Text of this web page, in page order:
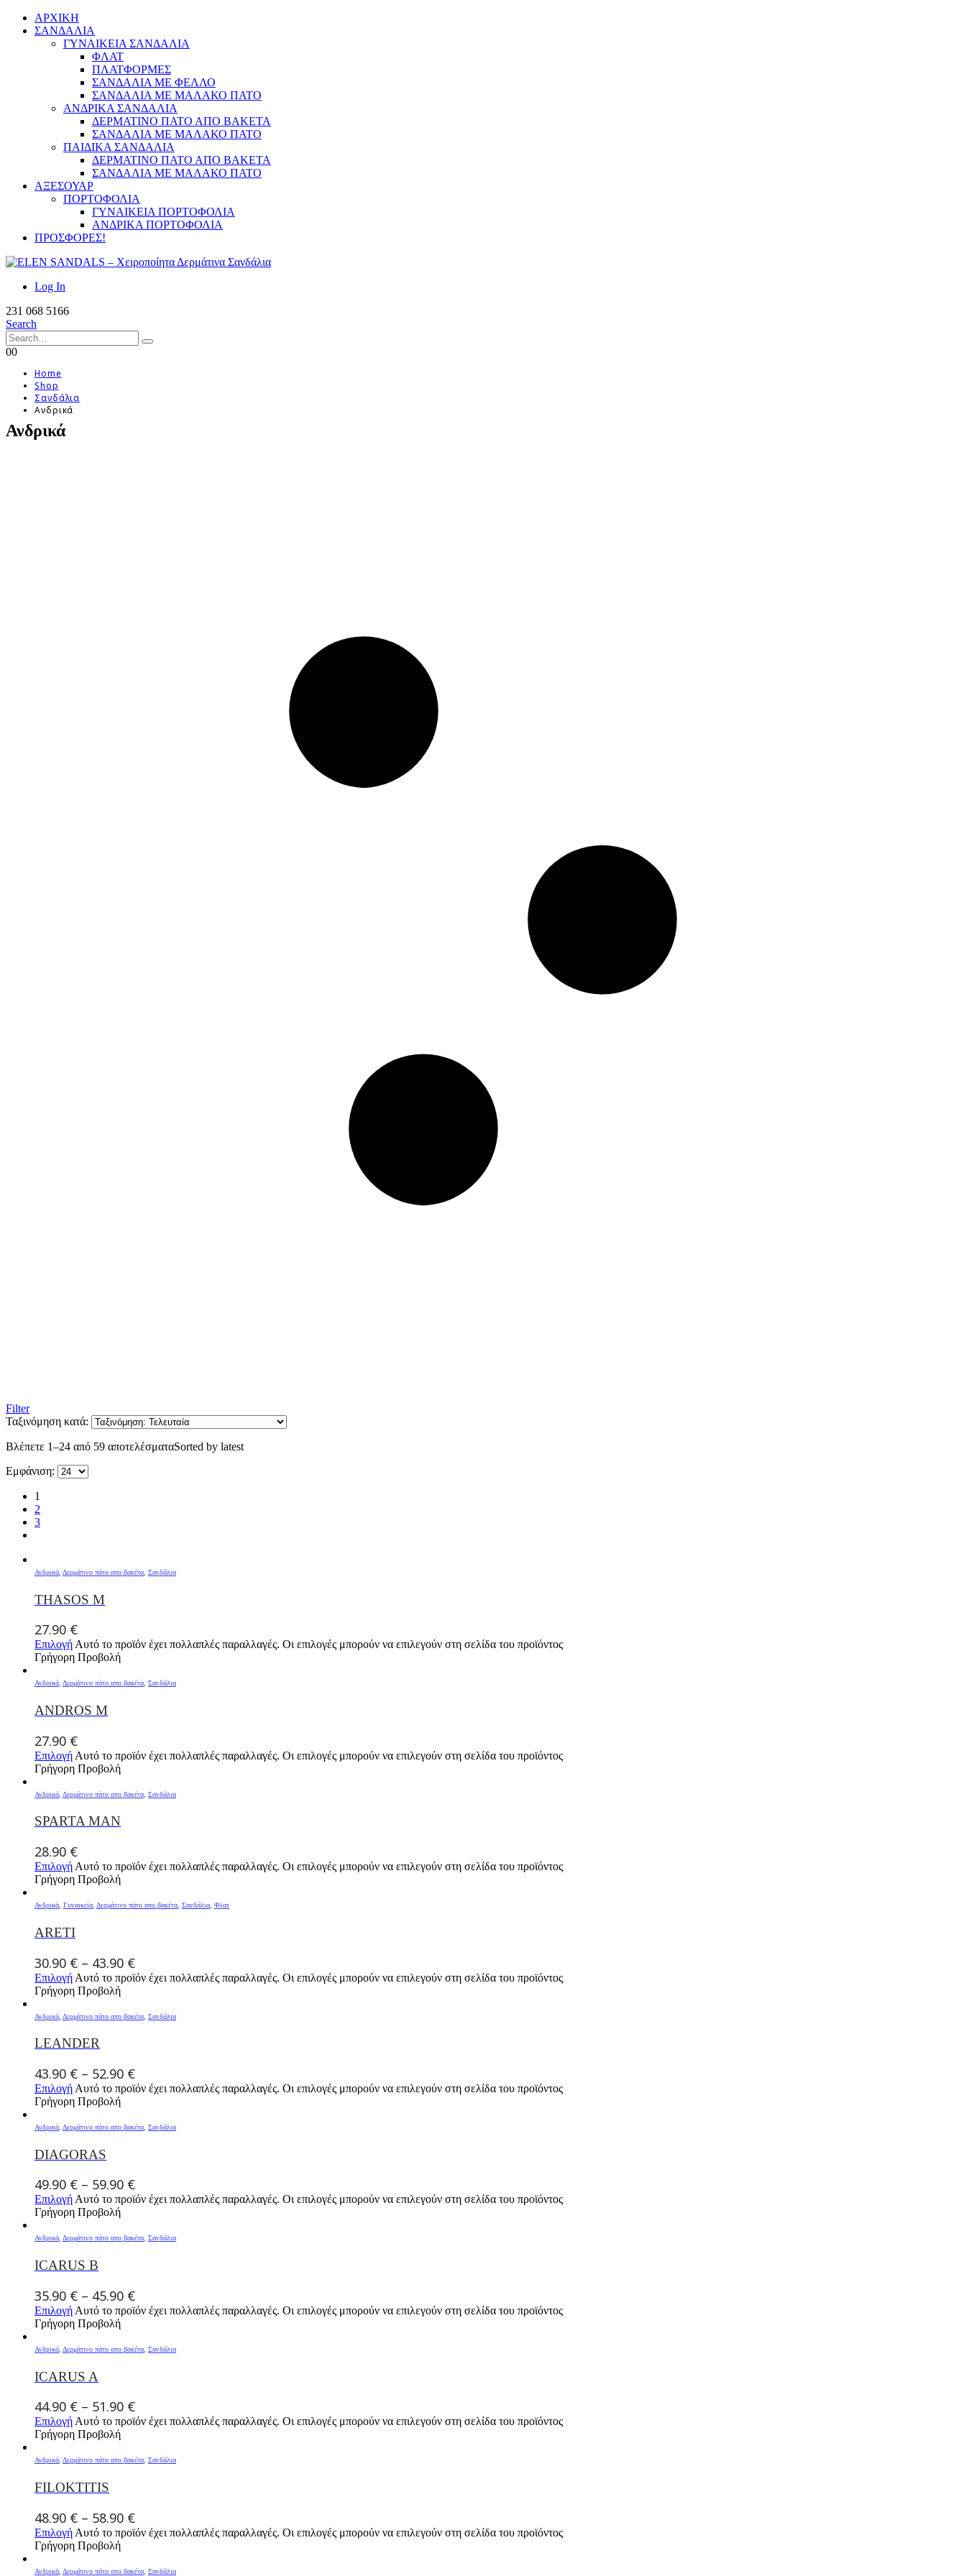
ΑΡΧΙΚΗ
ΣΑΝΔΑΛΙΑ
ΓΥΝΑΙΚΕΙΑ ΣΑΝΔΑΛΙΑ
ΦΛΑΤ
ΠΛΑΤΦΟΡΜΕΣ
ΣΑΝΔΑΛΙΑ ΜΕ ΦΕΛΛΟ
ΣΑΝΔΑΛΙΑ ΜΕ ΜΑΛΑΚΟ ΠΑΤΟ
ΑΝΔΡΙΚΑ ΣΑΝΔΑΛΙΑ
ΔΕΡΜΑΤΙΝΟ ΠΑΤΟ ΑΠΟ ΒΑΚΕΤΑ
ΣΑΝΔΑΛΙΑ ΜΕ ΜΑΛΑΚΟ ΠΑΤΟ
ΠΑΙΔΙΚΑ ΣΑΝΔΑΛΙΑ
ΔΕΡΜΑΤΙΝΟ ΠΑΤΟ ΑΠΟ ΒΑΚΕΤΑ
ΣΑΝΔΑΛΙΑ ΜΕ ΜΑΛΑΚΟ ΠΑΤΟ
ΑΞΕΣΟΥΑΡ
ΠΟΡΤΟΦΟΛΙΑ
ΓΥΝΑΙΚΕΙΑ ΠΟΡΤΟΦΟΛΙΑ
ΑΝΔΡΙΚΑ ΠΟΡΤΟΦΟΛΙΑ
ΠΡΟΣΦΟΡΕΣ!
Log In
231 068 5166
Search
00
Home
Shop
Σανδάλια
Ανδρικά
Ανδρικά
Filter
Ταξινόμηση κατά:
Βλέπετε 1–24 από 59 αποτελέσματαSorted by latest
Εμφάνιση:
1
2
3
Ανδρικά Δερμάτινο πάτο απο βακέτα Σανδάλια
THASOS M
27.90 €
Επιλογή Αυτό το προϊόν έχει πολλαπλές παραλλαγές. Οι επιλογές μπορούν να επιλεγούν στη σελίδα του προϊόντος
Γρήγορη Προβολή
Ανδρικά, Δερμάτινο πάτο απο βακέτα, Σανδάλια
ANDROS M
27.90 €
Επιλογή Αυτό το προϊόν έχει πολλαπλές παραλλαγές. Οι επιλογές μπορούν να επιλεγούν στη σελίδα του προϊόντος
Γρήγορη Προβολή
Ανδρικά Δερμάτινο πάτο απο βακέτα Σανδάλια
SPARTA MAN
28.90 €
Επιλογή Αυτό το προϊόν έχει πολλαπλές παραλλαγές. Οι επιλογές μπορούν να επιλεγούν στη σελίδα του προϊόντος
Γρήγορη Προβολή
Ανδρικά Γυναικεία Δερμάτινο πάτο απο βακέτα Σανδάλια Φλατ
ARETI
30.90 € – 43.90 €
Επιλογή Αυτό το προϊόν έχει πολλαπλές παραλλαγές. Οι επιλογές μπορούν να επιλεγούν στη σελίδα του προϊόντος
Γρήγορη Προβολή
Ανδρικά Δερμάτινο πάτο απο βακέτα Σανδάλια
LEANDER
43.90 € – 52.90 €
Επιλογή Αυτό το προϊόν έχει πολλαπλές παραλλαγές. Οι επιλογές μπορούν να επιλεγούν στη σελίδα του προϊόντος
Γρήγορη Προβολή
Ανδρικά Δερμάτινο πάτο απο βακέτα Σανδάλια
DIAGORAS
49.90 € – 59.90 €
ΕπιλογήΑυτό το προϊόν έχει πολλαπλές παραλλαγές. Οι επιλογές μπορούν να επιλεγούν στη σελίδα του προϊόντος
Γρήγορη Προβολή
Ανδρικά, Δερμάτινο πάτο απο βακέτα, Σανδάλια
ICARUS B
35.90 € – 45.90 €
Επιλογή Αυτό το προϊόν έχει πολλαπλές παραλλαγές. Οι επιλογές μπορούν να επιλεγούν στη σελίδα του προϊόντος
Γρήγορη Προβολή
Ανδρικά Δερμάτινο πάτο απο βακέτα Σανδάλια
ICARUS A
44.90 € – 51.90 €
Επιλογή Αυτό το προϊόν έχει πολλαπλές παραλλαγές. Οι επιλογές μπορούν να επιλεγούν στη σελίδα του προϊόντος
Γρήγορη Προβολή
Ανδρικά, Δερμάτινο πάτο απο βακέτα, Σανδάλια
FILOKTITIS
48.90 € – 58.90 €
Επιλογή Αυτό το προϊόν έχει πολλαπλές παραλλαγές. Οι επιλογές μπορούν να επιλεγούν στη σελίδα του προϊόντος
Γρήγορη Προβολή
Ανδρικά Δερμάτινο πάτο απο βακέτα Σανδάλια